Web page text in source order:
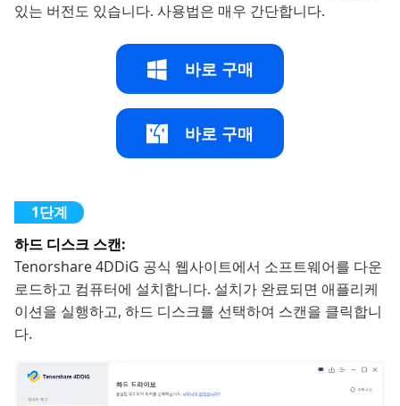
있는 버전도 있습니다. 사용법은 매우 간단합니다.
바로 구매
바로 구매
하드 디스크 스캔:
Tenorshare 4DDiG 공식 웹사이트에서 소프트웨어를 다운
로드하고 컴퓨터에 설치합니다. 설치가 완료되면 애플리케
이션을 실행하고, 하드 디스크를 선택하여 스캔을 클릭합니
다.